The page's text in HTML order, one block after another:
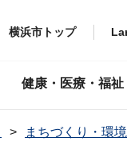
横浜市トップ
健康・医療・福祉
まちづくり・環境